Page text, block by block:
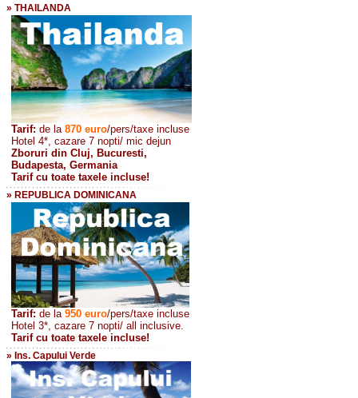
» THAILANDA
Tarif: de la 870 euro/pers/taxe incluse
Hotel 4*, cazare 7 nopti/ mic dejun
Zboruri din Cluj, Bucuresti,
Budapesta, Germania
Tarif cu toate taxele incluse!
» REPUBLICA DOMINICANA
Tarif: de la 950 euro/pers/taxe incluse
Hotel 3*, cazare 7 nopti/ all inclusive.
Tarif cu toate taxele incluse!
» Ins. Capului Verde